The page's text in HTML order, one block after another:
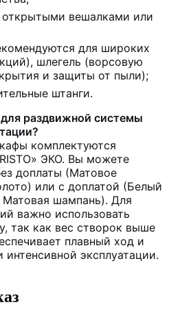
вешалками или
для широких
шлегель (ворсовую
и защиты от пыли);
штанги.
раздвижной системы
комплектуются
ЭКО. Вы можете
доплаты (Матовое
или с доплатой (Белый
Матовая шампань). Для
важно использовать
так как вес створок выше
плавный ход и
эксплуатации.